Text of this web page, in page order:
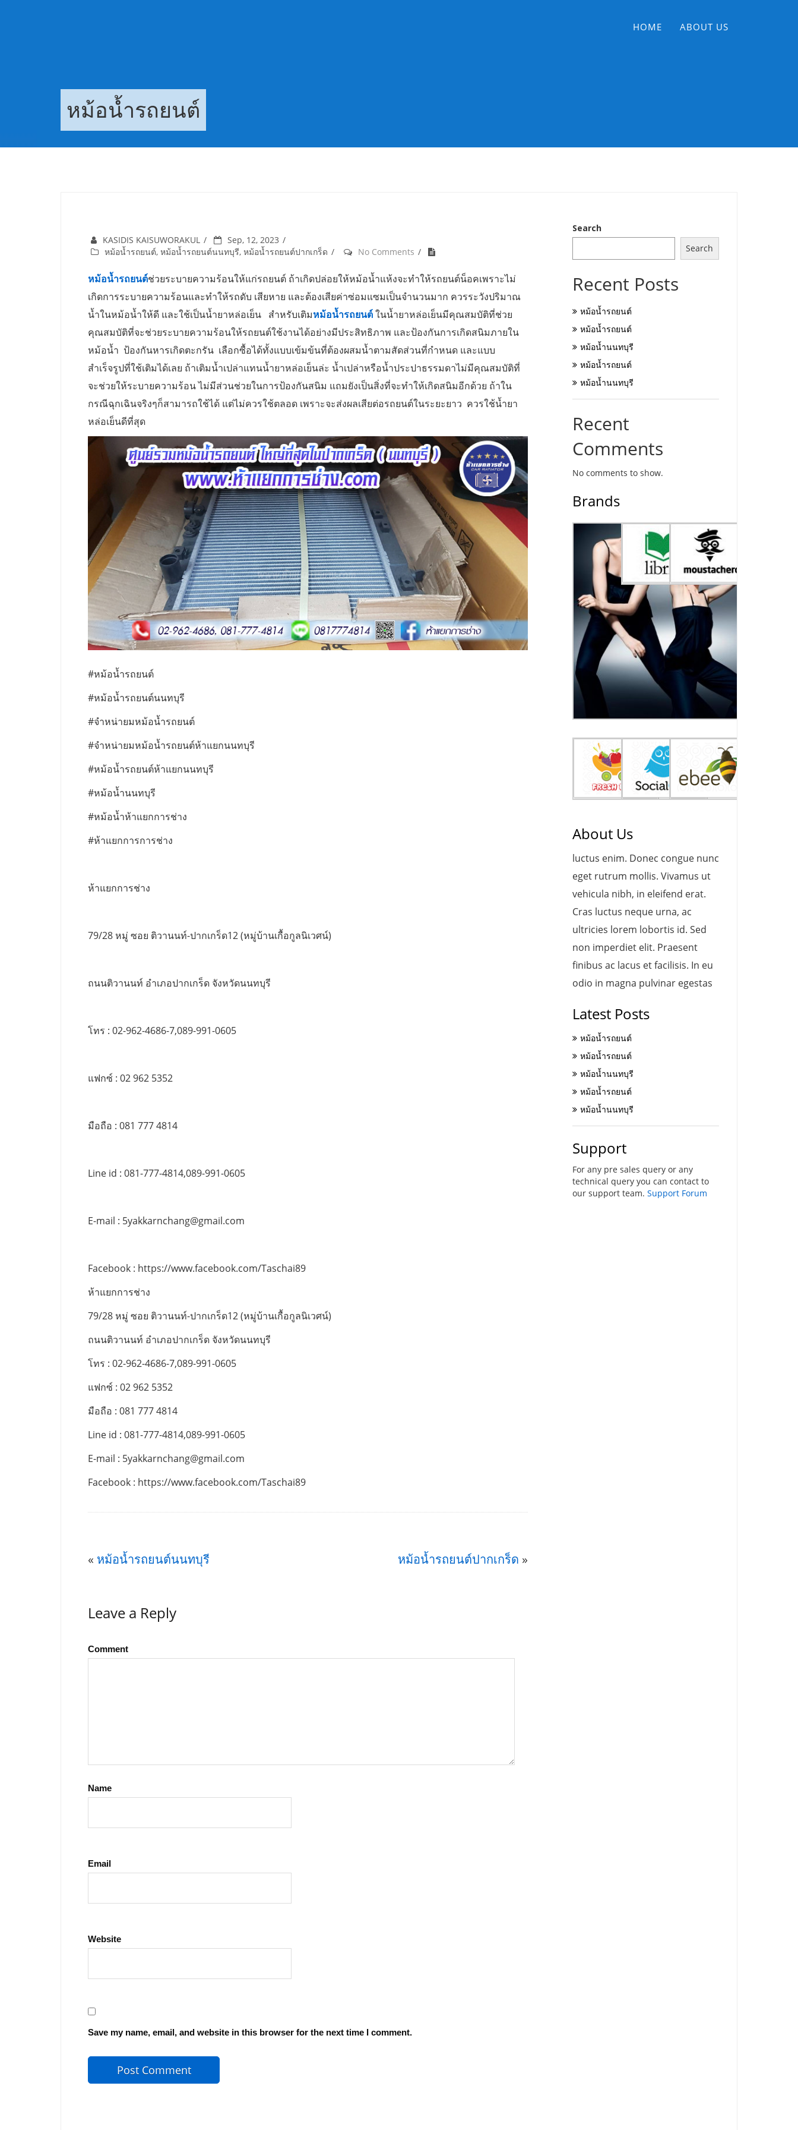
HOME ABOUT US
หม้อน้ำรถยนต์
KASIDIS KAISUWORAKUL
Sep, 12, 2023
หม้อน้ำรถยนต์, หม้อน้ำรถยนต์นนทบุรี, หม้อน้ำรถยนต์ปากเกร็ด No Comments
หม้อน้ำรถยนต์ช่วยระบายความร้อนให้แก่รถยนต์ ถ้าเกิดปล่อยให้หม้อน้ำแห้งจะทำให้รถยนต์น็อคเพราะไม่
เกิดการระบายความร้อนและทำให้รถดับ เสียหาย และต้องเสียค่าซ่อมแซมเป็นจำนวนมาก ควรระวังปริมาณ
น้ำในหม้อน้ำให้ดี และใช้เป็นน้ำยาหล่อเย็น สำหรับเติมหม้อน้ำรถยนต์ในน้ำยาหล่อเย็นมีคุณสมบัติที่ช่วย
คุณสมบัติที่จะช่วยระบายความร้อนให้รถยนต์ใช้งานได้อย่างมีประสิทธิภาพ และป้องกันการเกิดสนิมภายใน
หม้อน้ำ ป้องกันหารเกิดตะกรัน เลือกซื้อได้ทั้งแบบเข้มข้นที่ต้องผสมน้ำตามสัดส่วนที่กำหนด และแบบ
สำเร็จรูปที่ใช้เติมได้เลย ถ้าเติมน้ำเปล่าแทนน้ำยาหล่อเย็นล่ะ น้ำเปล่าหรือน้ำประปาธรรมดาไม่มีคุณสมบัติที่
จะช่วยให้ระบายความร้อน ไม่มีส่วนช่วยในการป้องกันสนิม แถมยังเป็นสิ่งที่จะทำให้เกิดสนิมอีกด้วย ถ้าใน
กรณีฉุกเฉินจริงๆก็สามารถใช้ได้ แต่ไม่ควรใช้ตลอด เพราะจะส่งผลเสียต่อรถยนต์ในระยะยาว ควรใช้น้ำยา
หล่อเย็นดีที่สุด
#หม้อน้ำรถยนต์
#หม้อน้ำรถยนต์นนทบุรี
#จำหน่ายมหม้อน้ำรถยนต์
#จำหน่ายมหม้อน้ำรถยนต์ห้าแยกนนทบุรี
#หม้อน้ำรถยนต์ห้าแยกนนทบุรี
#หม้อน้ำนนทบุรี
#หม้อน้ำห้าแยกการช่าง
#ห้าแยกการการช่าง
ห้าแยกการช่าง
79/28 หมู่ ซอย ติวานนท์-ปากเกร็ด12 (หมู่บ้านเกื้อกูลนิเวศน์)
ถนนติวานนท์ อำเภอปากเกร็ด จังหวัดนนทบุรี
โทร : 02-962-4686-7,089-991-0605
แฟกซ์ : 02 962 5352
มือถือ : 081 777 4814
Line id : 081-777-4814,089-991-0605
E-mail : 5yakkarnchang@gmail.com
Facebook : https://www.facebook.com/Taschai89
ห้าแยกการช่าง
79/28 หมู่ ซอย ติวานนท์-ปากเกร็ด12 (หมู่บ้านเกื้อกูลนิเวศน์)
ถนนติวานนท์ อำเภอปากเกร็ด จังหวัดนนทบุรี
โทร : 02-962-4686-7,089-991-0605
แฟกซ์ : 02 962 5352
มือถือ : 081 777 4814
Line id : 081-777-4814,089-991-0605
E-mail : 5yakkarnchang@gmail.com
Facebook : https://www.facebook.com/Taschai89
« หม้อน้ำรถยนต์นนทบุรี หม้อน้ำรถยนต์ปากเกร็ด »
Leave a Reply
Comment
Name
Email
Website
Save my name, email, and website in this browser for the next time I comment.
Search
Search
Recent Posts
หม้อน้ำรถยนต์
หม้อน้ำรถยนต์
หม้อน้ำนนทบุรี
หม้อน้ำรถยนต์
หม้อน้ำนนทบุรี
Recent
Comments
No comments to show.
Brands
About Us
luctus enim. Donec congue nunc
eget rutrum mollis. Vivamus ut
vehicula nibh, in eleifend erat.
Cras luctus neque urna, ac
ultricies lorem lobortis id. Sed
non imperdiet elit. Praesent
finibus ac lacus et facilisis. In eu
odio in magna pulvinar egestas
Latest Posts
หม้อน้ำรถยนต์
หม้อน้ำรถยนต์
หม้อน้ำนนทบุรี
หม้อน้ำรถยนต์
หม้อน้ำนนทบุรี
Support
For any pre sales query or any
technical query you can contact to
our support team. Support Forum